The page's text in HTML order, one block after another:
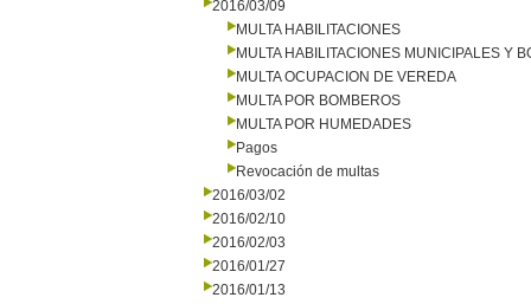
2016/03/09
MULTA HABILITACIONES
MULTA HABILITACIONES MUNICIPALES Y
MULTA OCUPACION DE VEREDA
MULTA POR BOMBEROS
MULTA POR HUMEDADES
Pagos
Revocación de multas
2016/03/02
2016/02/10
2016/02/03
2016/01/27
2016/01/13